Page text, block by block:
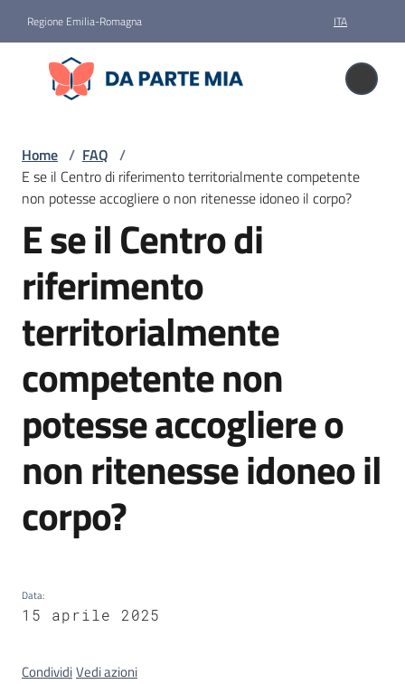
Regione Emilia-Romagna ITA
Da parte mia
Da parte mia
il
corpo
Storie
News
Faq
Menu selezionato
kit
informativi
Home / FAQ /
E se il Centro di riferimento territorialmente competente
non potesse accogliere o non ritenesse idoneo il corpo?
Salta al contenuto
E se il Centro di
riferimento
territorialmente
competente non
potesse accogliere o
non ritenesse idoneo il
corpo?
Data:
15 aprile 2025
CondividiVedi azioni